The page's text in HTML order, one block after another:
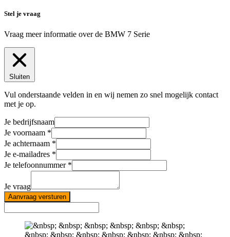
Stel je vraag
Vraag meer informatie over de BMW 7 Serie
Sluiten
Vul onderstaande velden in en wij nemen zo snel mogelijk contact
met je op.
Je bedrijfsnaam
Je voornaam
Je achternaam
Je e-mailadres
Je telefoonnummer
Je vraag
Aanvraag versturen